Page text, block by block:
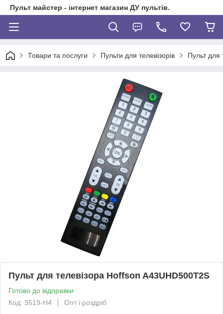
Пульт майстер - інтернет магазин ДУ пультів.
Товари та послуги Пульти для телевізорів Пульт для
Пульт для телевізора Hoffson A43UHD500T2S
Готово до відправки
Код: 3619-H4
Опт і роздріб